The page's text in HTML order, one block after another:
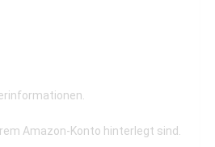
Amazon-Konto hinterlegt sind.